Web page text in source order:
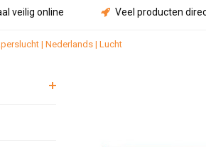
veilig online Veel producten
| Nederlands | Lucht